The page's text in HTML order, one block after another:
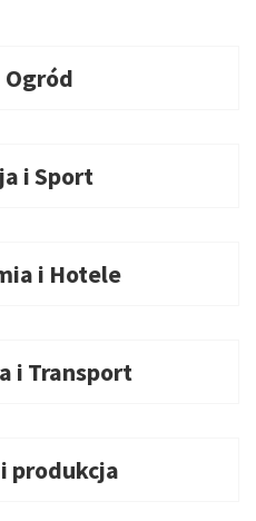
Ogród
i Sport
i Hotele
i Transport
produkcja